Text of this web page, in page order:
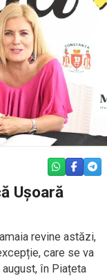
WHATSAPP
Ușoară
revine astăzi,
care se va
în Piațeta